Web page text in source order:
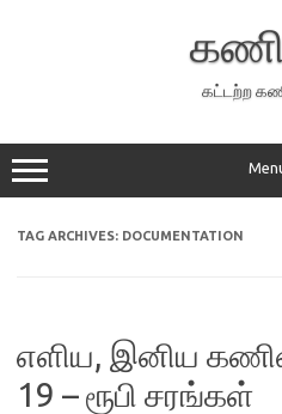
கட்டற்ற
TAG ARCHIVES: DOCUMENTATION
எளிய, இனிய
19 – ரூபி சரங்கள்